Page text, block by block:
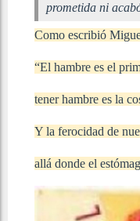
prometida ni
Como escribió
“El hambre es el
tener hambre es la
Y la ferocidad de
allá donde el